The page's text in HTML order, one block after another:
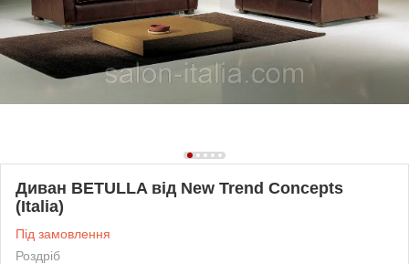
Диван BETULLA від New Trend Concepts
(Italia)
Під замовлення
Роздріб